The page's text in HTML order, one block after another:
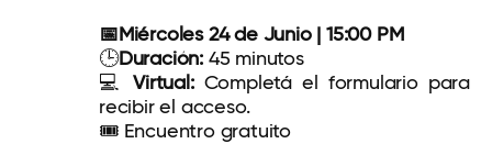
📅Miércoles 24 de Junio | 15:00 PM
🕒Duración: 45 minutos
💻Virtual: Completá el formulario para
recibir el acceso.
🎟️ Encuentro gratuito